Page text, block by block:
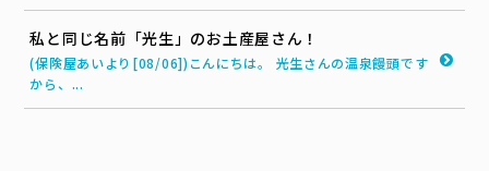
私と同じ名前「光生」のお土産屋さん！
(保険屋あいより[08/06])こんにちは。 光生さんの温泉饅頭です
から、...